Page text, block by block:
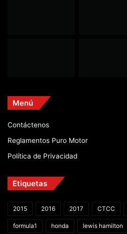
Menú
Contáctenos
Reglamentos Puro Motor
Política de Privacidad
Etiquetas
2015 2016 2017 CTCC
formula1 honda lewis hamilton